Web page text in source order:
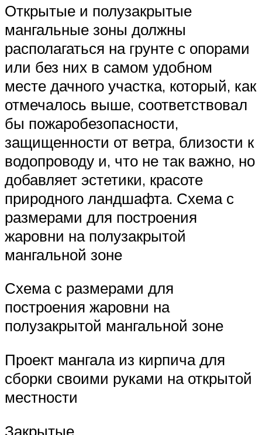
Открытые и полузакрытые
мангальные зоны должны
располагаться на грунте с опорами
или без них в самом удобном
месте дачного участка, который, как
отмечалось выше, соответствовал
бы пожаробезопасности,
защищенности от ветра, близости к
водопроводу и, что не так важно, но
добавляет эстетики, красоте
природного ландшафта. Схема с
размерами для построения
жаровни на полузакрытой
мангальной зоне
Схема с размерами для
построения жаровни на
полузакрытой мангальной зоне
Проект мангала из кирпича для
сборки своими руками на открытой
местности
Закрытые